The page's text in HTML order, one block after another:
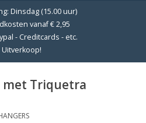
Dinsdag (15.00 uur)
vanaf € 2,95
- Creditcards - etc.
Uitverkoop!
met Triquetra